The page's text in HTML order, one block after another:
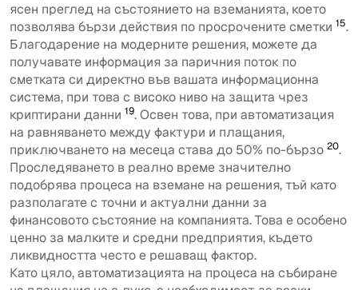
ясен преглед на състоянието на вземанията, което
позволява бързи действия по просрочените сметки 15.
Благодарение на модерните решения, можете да
получавате информация за паричния поток по
сметката си директно във вашата информационна
система, при това с високо ниво на защита чрез
криптирани данни 19. Освен това, при автоматизация
на равняването между фактури и плащания,
приключването на месеца става до 50% по-бързо 20.
Проследяването в реално време значително
подобрява процеса на вземане на решения, тъй като
разполагате с точни и актуални данни за
финансовото състояние на компанията. Това е особено
ценно за малките и средни предприятия, където
ликвидността често е решаващ фактор.
Като цяло, автоматизацията на процеса на събиране